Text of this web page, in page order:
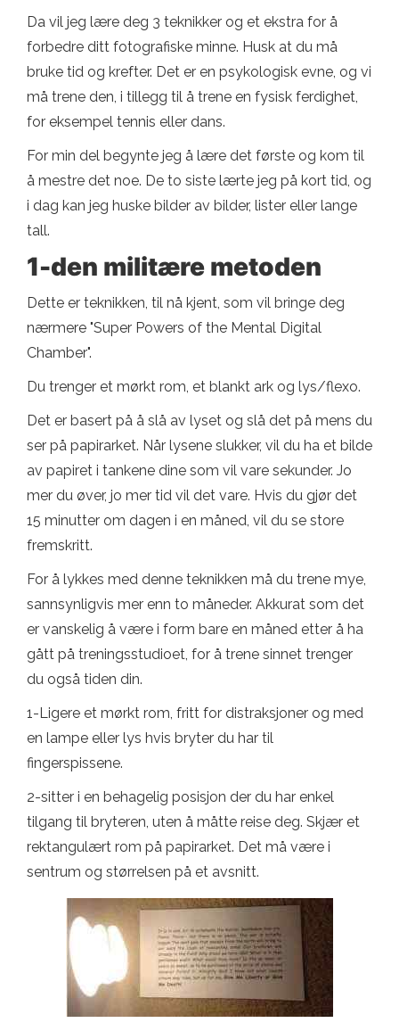
Da vil jeg lære deg 3 teknikker og et ekstra for å
forbedre ditt fotografiske minne. Husk at du må
bruke tid og krefter. Det er en psykologisk evne, og vi
må trene den, i tillegg til å trene en fysisk ferdighet,
for eksempel tennis eller dans.
For min del begynte jeg å lære det første og kom til
å mestre det noe. De to siste lærte jeg på kort tid, og
i dag kan jeg huske bilder av bilder, lister eller lange
tall.
1-den militære metoden
Dette er teknikken, til nå kjent, som vil bringe deg
nærmere "Super Powers of the Mental Digital
Chamber".
Du trenger et mørkt rom, et blankt ark og lys/flexo.
Det er basert på å slå av lyset og slå det på mens du
ser på papirarket. Når lysene slukker, vil du ha et bilde
av papiret i tankene dine som vil vare sekunder. Jo
mer du øver, jo mer tid vil det vare. Hvis du gjør det
15 minutter om dagen i en måned, vil du se store
fremskritt.
For å lykkes med denne teknikken må du trene mye,
sannsynligvis mer enn to måneder. Akkurat som det
er vanskelig å være i form bare en måned etter å ha
gått på treningsstudioet, for å trene sinnet trenger
du også tiden din.
1-Ligere et mørkt rom, fritt for distraksjoner og med
en lampe eller lys hvis bryter du har til
fingerspissene.
2-sitter i en behagelig posisjon der du har enkel
tilgang til bryteren, uten å måtte reise deg. Skjær et
rektangulært rom på papirarket. Det må være i
sentrum og størrelsen på et avsnitt.